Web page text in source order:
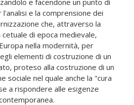
e la comprensione dei
che, attraverso la
di epoca medievale,
nella modernità, per
elementi di costruzione di un
proteso alla costruzione di un
sociale nel quale anche la "cura
a rispondere alle esigenze